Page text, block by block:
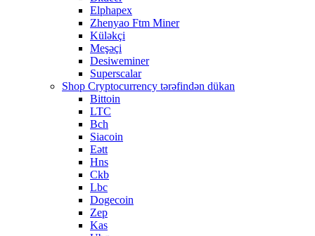
Elphapex
Zhenyao Ftm Miner
Küləkçi
Meşəçi
Desiweminer
Superscalar
Shop Cryptocurrency tərəfindən dükan
Bittoin
LTC
Bch
Siacoin
Eətt
Hns
Ckb
Lbc
Dogecoin
Zep
Kas